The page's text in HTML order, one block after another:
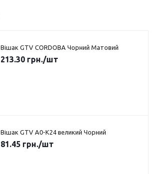
Вішак GTV CORDOBA Чорний Матовий
213.30 грн./шт
Вішак GTV A0-K24 великий Чорний
81.45 грн./шт